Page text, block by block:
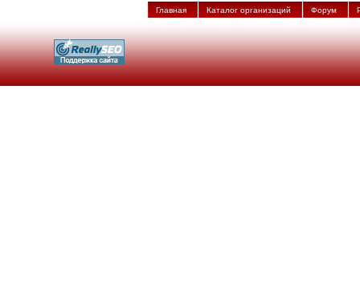
Главная Каталог организаций Форум